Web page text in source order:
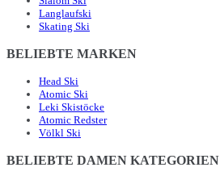
Langlaufski
Skating Ski
BELIEBTE MARKEN
Head Ski
Atomic Ski
Leki Skistöcke
Atomic Redster
Völkl Ski
BELIEBTE DAMEN KATEGORIEN